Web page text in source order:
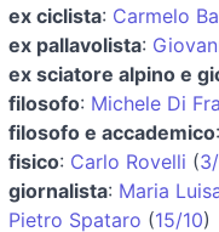
ex ciclista: Carmelo
ex pallavolista:
ex sciatore alpino e
filosofo: Michele Di
filosofo e accademico:
fisico: Carlo Rovelli (
giornalista: Maria
Pietro Spataro (15/10)